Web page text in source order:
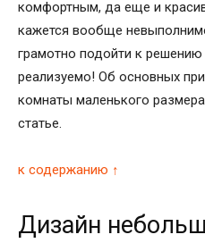
комфортным, да еще и
кажется вообще
грамотно подойти к
реализуемо! Об основных
комнаты маленького
статье.
к содержанию ↑
Дизайн